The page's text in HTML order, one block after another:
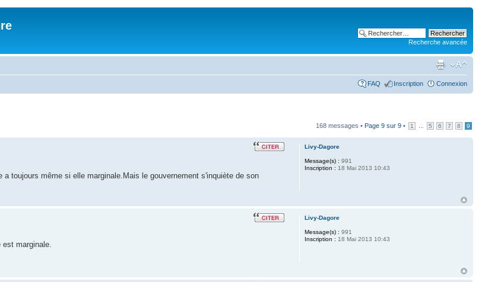
Recherche avancée
FAQ Inscription Connexion
168 messages • Page 9 sur 9 • 1 5 6 7 8 9
toujours même si elle marginale.Mais le gouvernement s'inquiète de son
Livy-Dagore
Message(s) : 991
Inscription : 18 Mai 2013 10:43
marginale.
Livy-Dagore
Message(s) : 991
Inscription : 18 Mai 2013 10:43